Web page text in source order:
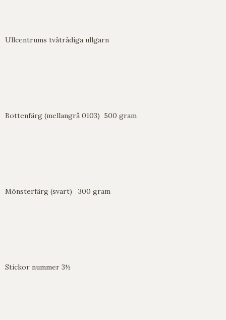
Ullcentrums tvåtrådiga ullgarn
Bottenfärg (mellangrå 0103) 500 gram
Mönsterfärg (svart) 300 gram
Stickor nummer 3½